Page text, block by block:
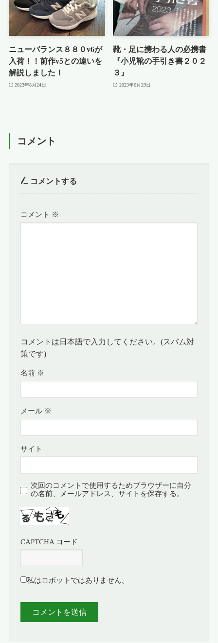
ニューバランス８８０v6が
入荷！！前作v5との違いを
解説しました！
2023年8月24日
靴・足に携わる人の必携書
『小児靴の手引き書２０２
３』
2023年6月29日
コメント
コメントする
コメント ※
コメントは日本語で入力してください。(スパム対
策です)
名前 ※
メール ※
サイト
次回のコメントで使用するためブラウザーに自分
の名前、メールアドレス、サイトを保存する。
CAPTCHA コード
私はロボットではありません。